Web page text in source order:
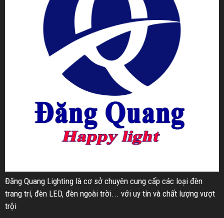
Đăng Quang Lighting là cơ sở chuyên cung cấp các loại đèn
trang trí, đèn LED, đèn ngoài trời... với uy tín và chất lượng vượt
trội